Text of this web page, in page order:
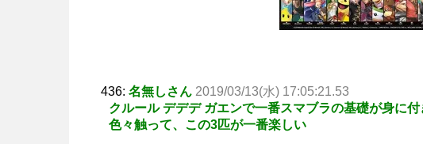
436: 名無しさん 2019/03/13(水) 17:05:21.53
クルール デデデ ガエンで一番スマブラの基礎が身に
色々触って、この3匹が一番楽しい